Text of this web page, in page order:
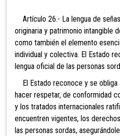
Artículo 26.- La lengua de
originaria y patrimonio intangible
como también el elemento
individual y colectiva. El Estado
lengua oficial de las personas
El Estado reconoce y se obliga
hacer respetar, de conformidad
y los tratados internacionales
encuentren vigentes, los
las personas sordas,